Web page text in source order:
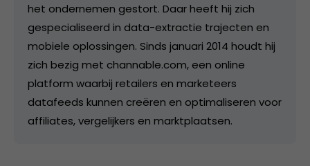
het ondernemen gestort. Daar heeft hij zich
gespecialiseerd in data-extractie trajecten en
mobiele oplossingen. Sinds januari 2014 houdt hij
zich bezig met channable.com, een online
platform waarbij retailers en marketeers
datafeeds kunnen creëren en optimaliseren voor
affiliates, vergelijkers en marktplaatsen.